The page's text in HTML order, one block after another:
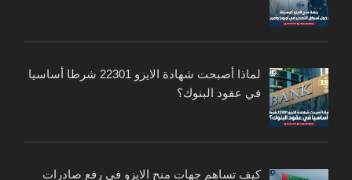
لماذا أصبحت شهادة الايزو 22301 شرطا أساسيا
في عقود البنوك؟
كيف تساهم جهات منح الايزو في رفع صادرات